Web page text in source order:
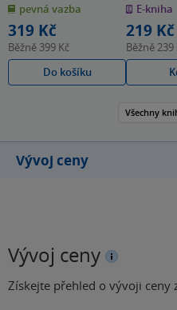
5
hvězdiček
pevná vazba
319 Kč
Běžně 399 Kč
Do košíku
5
hvězdiček
E-kniha
219 Kč
Běžně 239
Všechny
Vývoj ceny
Vývoj ceny
Získejte přehled o vývoji ceny